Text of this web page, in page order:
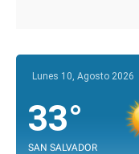
Lunes 10, Agosto 2026
33°
SAN SALVADOR